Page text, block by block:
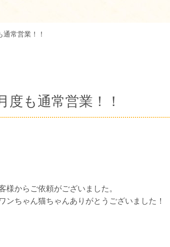
常営業！！
度も通常営業！！
からご依頼がございました。
ンちゃん猫ちゃんありがとうございました！